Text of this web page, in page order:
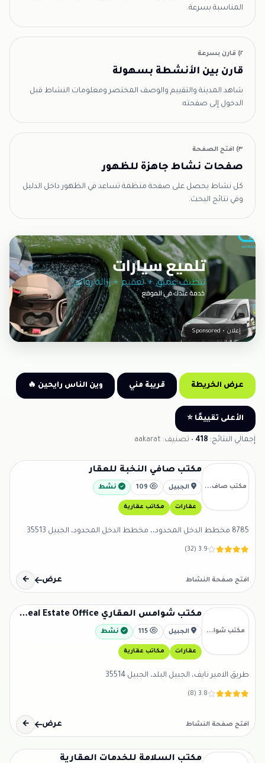
المناسبة بسرعة.
٢) قارن بسرعة
قارن بين الأنشطة بسهولة
شاهد المدينة والتقييم والوصف المختصر ومعلومات النشاط قبل
الدخول إلى صفحته.
٣) افتح الصفحة
صفحات نشاط جاهزة للظهور
كل نشاط يحصل على صفحة منظمة تساعد في الظهور داخل الدليل
وفي نتائج البحث.
إعلان • Sponsored
عرض الخريطة قريبة مني وين الناس رايحين 🔥
الأعلى تقييمًا ⭐
إجمالي النتائج: 418 • تصنيف: aakarat
مكتب صاف...
مكتب صافي النخبة للعقار
الجبيل نشط
عقارات مكاتب عقارية
8785 مخطط الدخل المحدود،، مخطط الدخل المحدود، الجبيل 35513
3.9 (32)
افتح صفحة النشاط عرض ←
مكتب شوا...
مكتب شوامس العقاري Shawamis Real Estate Office
الجبيل نشط
عقارات مكاتب عقارية
طريق الامير نايف، الجبيل البلد، الجبيل 35514
3.8 (8)
افتح صفحة النشاط عرض ←
مكتب السلامة للخدمات العقارية